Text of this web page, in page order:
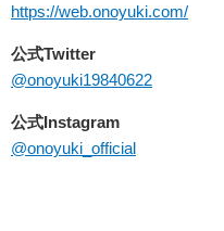
https://web.onoyuki.com/
公式Twitter
@onoyuki19840622
公式Instagram
@onoyuki_official